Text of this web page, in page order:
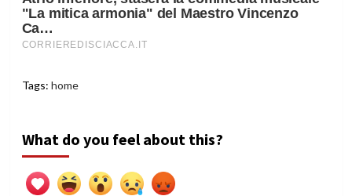
Tags: home
What do you feel about this?